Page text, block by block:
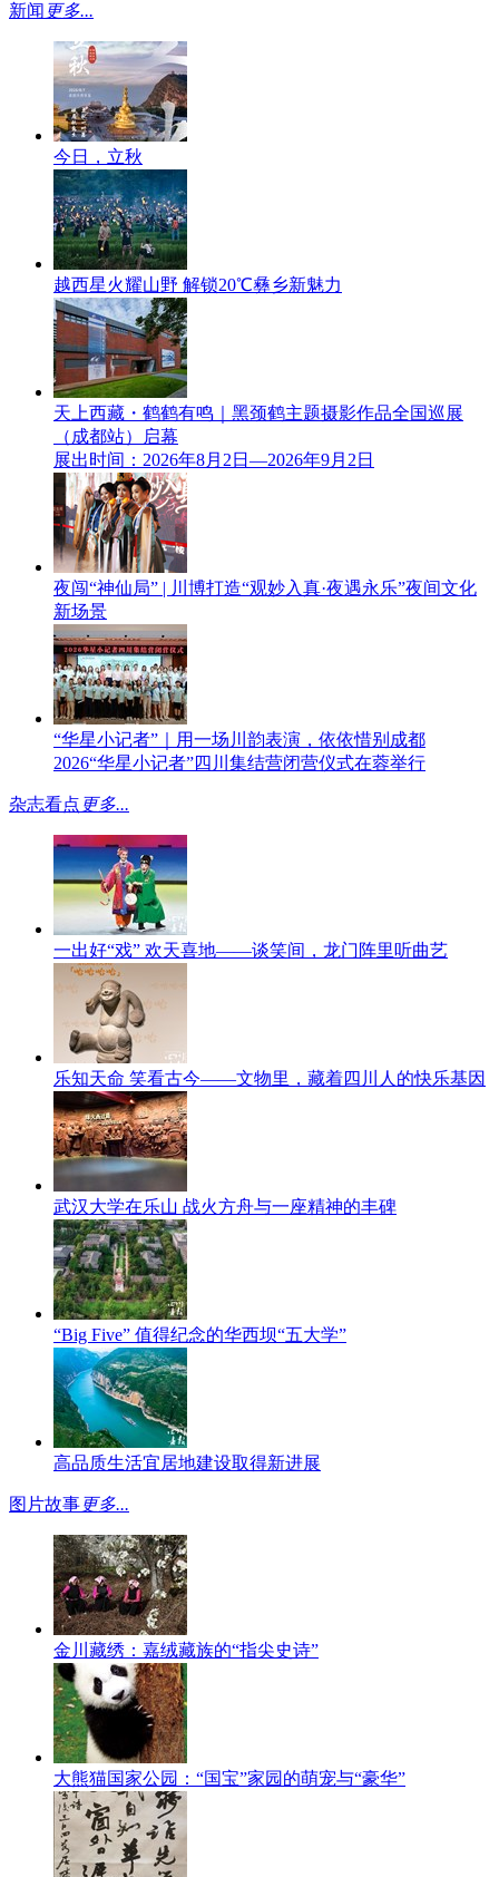
新闻 更多...
今日，立秋
越西星火耀山野 解锁20℃彝乡新魅力
天上西藏・鹤鹤有鸣｜黑颈鹤主题摄影作品全国巡展
（成都站）启幕
展出时间：2026年8月2日—2026年9月2日
夜闯“神仙局” | 川博打造“观妙入真·夜遇永乐”夜间文化
新场景
“华星小记者”｜用一场川韵表演，依依惜别成都
2026“华星小记者”四川集结营闭营仪式在蓉举行
杂志看点 更多...
一出好“戏” 欢天喜地——谈笑间，龙门阵里听曲艺
乐知天命 笑看古今——文物里，藏着四川人的快乐基因
武汉大学在乐山 战火方舟与一座精神的丰碑
“Big Five” 值得纪念的华西坝“五大学”
高品质生活宜居地建设取得新进展
图片故事更多...
金川藏绣：嘉绒藏族的“指尖史诗”
大熊猫国家公园：“国宝”家园的萌宠与“豪华”